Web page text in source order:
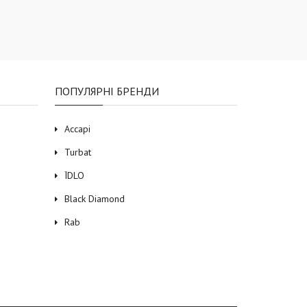
ПОПУЛЯРНІ БРЕНДИ
Accapi
Turbat
ЇDLO
Black Diamond
Rab